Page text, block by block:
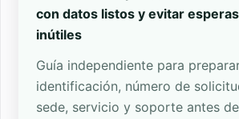
con datos listos y evitar esperas
inútiles
Guía independiente para
identificación, número de
sede, servicio y soporte antes de